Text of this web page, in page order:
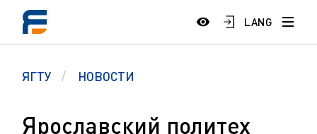
LANG
ЯГТУ НОВОСТИ
Ярославский политех